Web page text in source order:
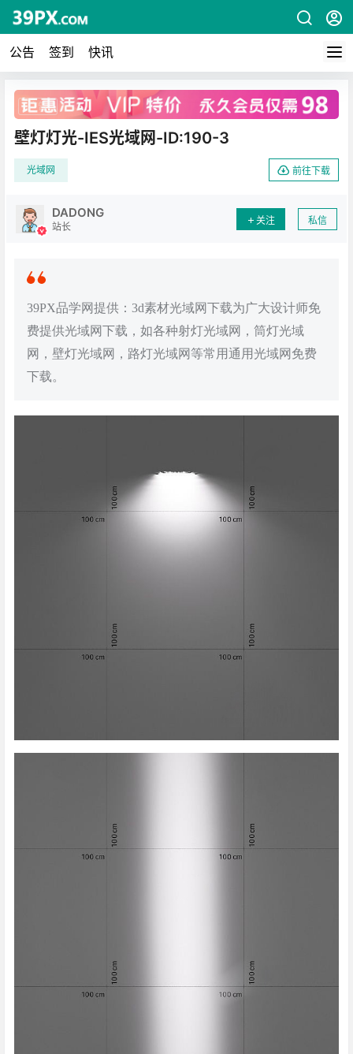
公告 签到 快讯
广告
壁灯灯光-IES光域网-ID:190-3
光域网 前往下载
DADONG
站长
关注 私信
39PX品学网提供：3d素材光域网下载为广大设计师免
费提供光域网下载，如各种射灯光域网，筒灯光域
网，壁灯光域网，路灯光域网等常用通用光域网免费
下载。